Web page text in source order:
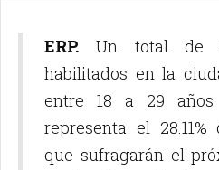
ERP. Un total de
habilitados en la
entre 18 a 29
representa el
que sufragarán el